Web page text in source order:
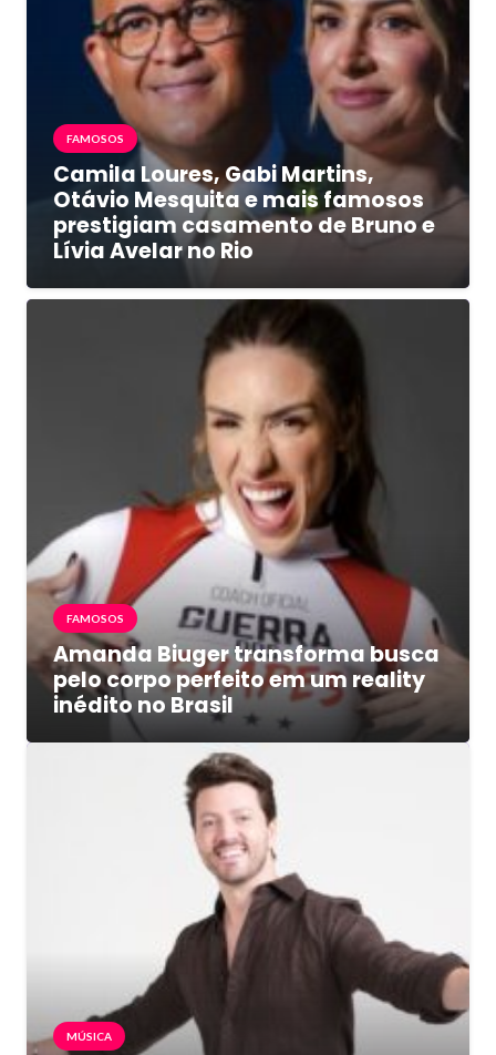
FAMOSOS
Camila Loures, Gabi Martins,
Otávio Mesquita e mais famosos
prestigiam casamento de Bruno e
Lívia Avelar no Rio
FAMOSOS
Amanda Biuger transforma busca
pelo corpo perfeito em um reality
inédito no Brasil
MÚSICA